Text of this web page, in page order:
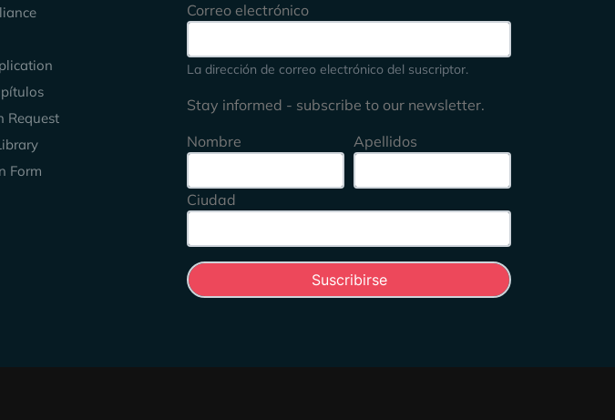
Request
Form
Correo electrónico
La dirección de correo electrónico del suscriptor.
Stay informed - subscribe to our newsletter.
Nombre
Apellidos
Ciudad